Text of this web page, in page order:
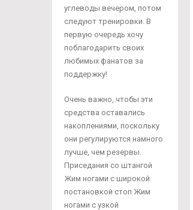
углеводы вечером, потом
следуют тренировки. В
первую очередь хочу
поблагодарить своих
любимых фанатов за
поддержку!
Очень важно, чтобы эти
средства оставались
накоплениями, поскольку
они регулируются намного
лучше, чем резервы.
Приседания со штангой
Жим ногами с широкой
постановкой стоп Жим
ногами с узкой